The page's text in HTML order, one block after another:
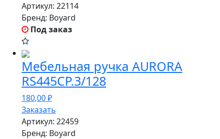
Артикул: 22114
Бренд: Boyard
Под заказ
Мебельная ручка AURORA
RS445CP.3/128
180,00₽
Заказать
Артикул: 22459
Бренд: Boyard